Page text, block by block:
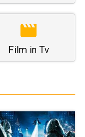
Film in Tv